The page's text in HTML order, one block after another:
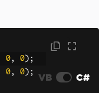
0, 0 );
0, 0 ); VB C#